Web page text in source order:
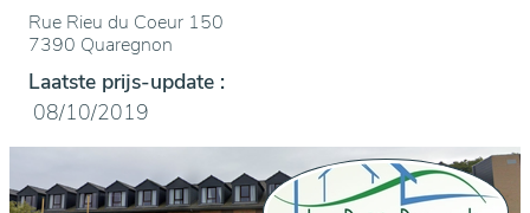
Rue Rieu du Coeur 150
7390 Quaregnon
Laatste prijs-update :
08/10/2019